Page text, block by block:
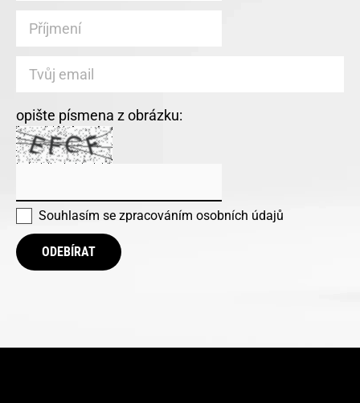
opište písmena z obrázku:
Souhlasím se zpracováním osobních údajů
ODEBÍRAT